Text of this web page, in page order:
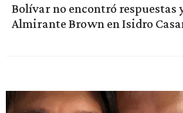
Bolívar no encontró respuestas
Almirante Brown en Isidro